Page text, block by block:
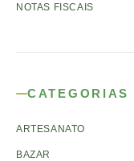
NOTAS FISCAIS
CATEGORIAS
ARTESANATO
BAZAR